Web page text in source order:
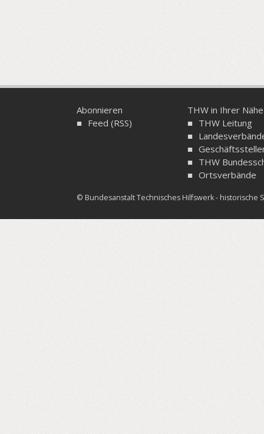
Abonnieren
Feed (RSS)
THW in Ihrer Nähe
THW Leitung
THW
Ortsverbände
© Bundesanstalt Technisches Hilfswerk - historische